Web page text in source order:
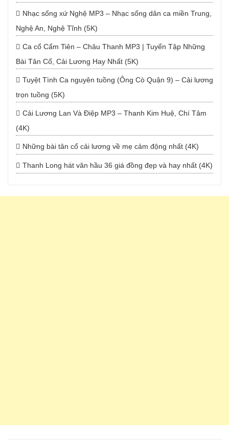
Nhạc sống xứ Nghệ MP3 – Nhạc sống dân ca miền Trung,
Nghệ An, Nghệ Tĩnh (5K)
Ca cổ Cẩm Tiên – Châu Thanh MP3 | Tuyển Tập Những
Bài Tân Cổ, Cải Lương Hay Nhất (5K)
Tuyệt Tình Ca nguyên tuồng (Ông Cò Quận 9) – Cải lương
trọn tuồng (5K)
Cải Lương Lan Và Điệp MP3 – Thanh Kim Huệ, Chí Tâm
(4K)
Những bài tân cổ cải lương về mẹ cảm động nhất (4K)
Thanh Long hát văn hầu 36 giá đồng đẹp và hay nhất (4K)